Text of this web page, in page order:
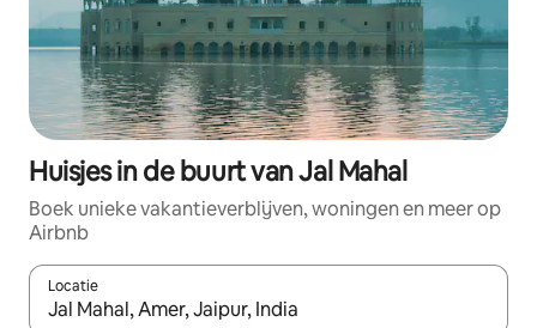
Huisjes in de buurt van Jal Mahal
Boek unieke vakantieverblijven, woningen en meer op
Airbnb
Locatie
Wanneer er suggesties beschikbaar zijn, maak je een keuze